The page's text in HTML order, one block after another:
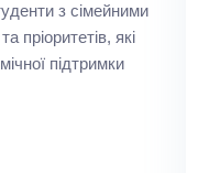
з сімейними
пріоритетів, які
підтримки